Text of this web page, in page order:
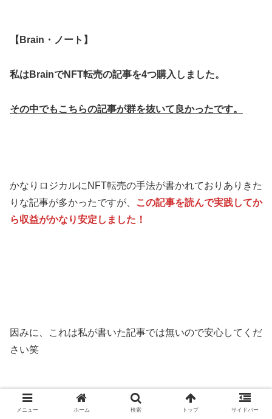
【Brain・ノート】
私はBrainでNFT転売の記事を4つ購入しました。
その中でもこちらの記事が群を抜いて良かったです。
かなりロジカルにNFT転売の手法が書かれておりありきた
りな記事が多かったですが、
この記事を読んで実践してか
ら収益がかなり安定しました！
因みに、これは私が書いた記事では無いので安心してくだ
さい笑
メニュー ホーム 検索 トップ サイドバー